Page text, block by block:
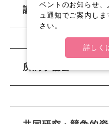
講演・口頭発表等
所属学協会
ベントのお知らせ
ュ通知でご案内し
さい。
詳しく